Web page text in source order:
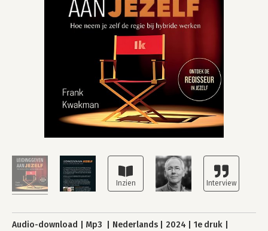
Audio-download Mp3 Nederlands 2024
1e druk